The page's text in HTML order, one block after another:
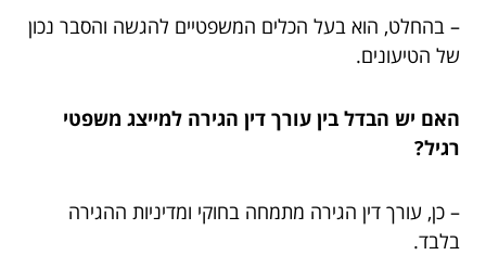
– בהחלט, הוא בעל הכלים המשפטיים להגשה והסבר נכון
של הטיעונים.
האם יש הבדל בין עורך דין הגירה למייצג משפטי
רגיל?
– כן, עורך דין הגירה מתמחה בחוקי ומדיניות ההגירה
בלבד.